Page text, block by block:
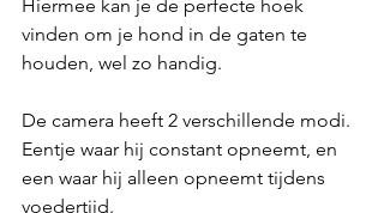
Hiermee kan je de perfecte hoek
vinden om je hond in de gaten te
houden, wel zo handig.
De camera heeft 2 verschillende modi.
Eentje waar hij constant opneemt, en
een waar hij alleen opneemt tijdens
voedertijd.